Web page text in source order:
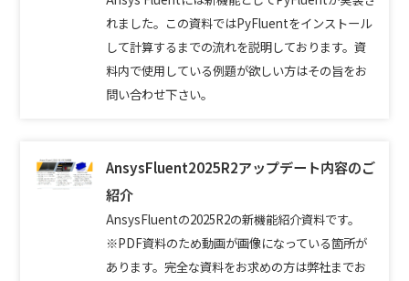
れました。この資料ではPyFluentをインストール
して計算するまでの流れを説明しております。資
料内で使用している例題が欲しい方はその旨をお
問い合わせ下さい。
AnsysFluent2025R2アップデート内容のご
紹介
AnsysFluentの2025R2の新機能紹介資料です。
※PDF資料のため動画が画像になっている箇所が
あります。完全な資料をお求めの方は弊社までお